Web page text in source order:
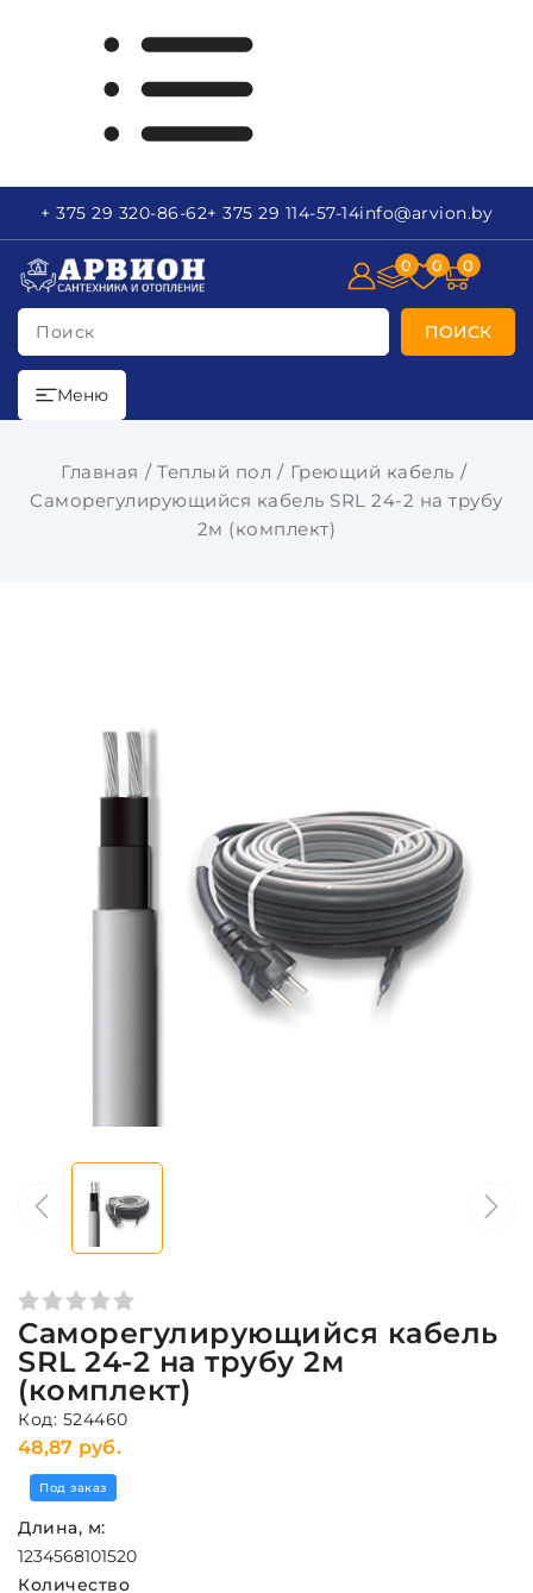
+ 375 29 320-86-62+ 375 29 114-57-14info@arvion.by
Поиск ПОИСК
0 0 0
Меню
Главная Теплый пол
Греющий кабель
Саморегулирующийся кабель SRL 24-2 на трубу
2м (комплект)
Саморегулирующийся кабель
SRL 24-2 на трубу 2м
(комплект)
Код: 524460
48,87 руб.
Под заказ
Длина, м:
1234568101520
Количество